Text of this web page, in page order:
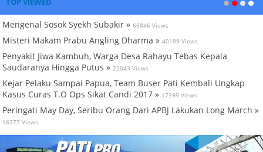
Mengenal Sosok Syekh Subakir » 66846 Views
Misteri Makam Prabu Angling Dharma » 40189 Views
Penyakit Jiwa Kambuh, Warga Desa Rahayu Tebas Kepala
Saudaranya Hingga Putus » 22043 Views
Kejar Pelaku Sampai Papua, Team Buser Pati Kembali Ungkap
Kasus Curas T.O Ops Sikat Candi 2017 » 17399 Views
Peringati May Day, Seribu Orang Dari APBJ Lakukan Long March »
16377 Views